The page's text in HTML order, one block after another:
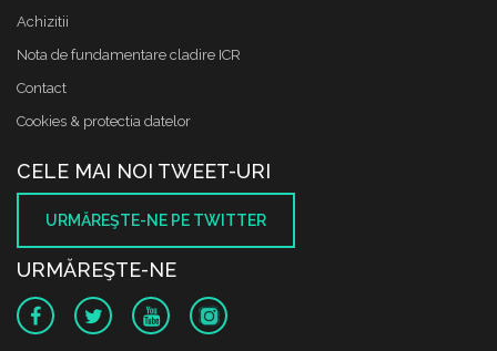
Achizitii
Nota de fundamentare cladire ICR
Contact
Cookies & protectia datelor
CELE MAI NOI TWEET-URI
URMĂREŞTE-NE PE TWITTER
URMĂREŞTE-NE